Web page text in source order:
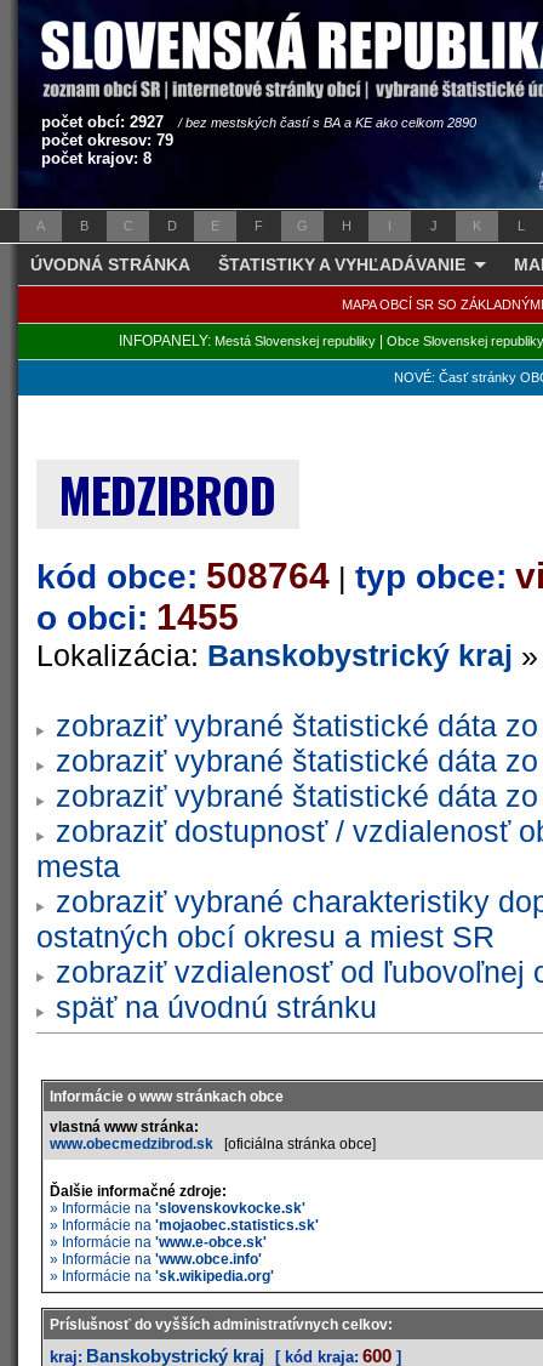
počet obcí: 2927 / bez mestských častí s BA a KE ako celkom 2890
počet okresov: 79
počet krajov: 8
A B C D E F G H I J K L
ÚVODNÁ STRÁNKA ŠTATISTIKY A VYHĽADÁVANIE
MAPA OBCÍ SR SO
INFOPANELY: Mestá Slovenskej republiky| Obce Slovenskej republiky
NOVÉ: Časť stránky
MEDZIBROD
kód obce: 508764 | typ obce:
o obci: 1455
Lokalizácia: Banskobystrický kraj
zobraziť vybrané štatistické dáta
zobraziť vybrané štatistické dáta
zobraziť vybrané štatistické dáta
zobraziť dostupnosť / vzdialenosť
mesta
zobraziť vybrané charakteristiky
ostatných obcí okresu a miest SR
zobraziť vzdialenosť od ľubovoľnej
späť na úvodnú stránku
Informácie o www stránkach obce
vlastná www stránka:
www.obecmedzibrod.sk [oficiálna stránka obce]
Ďalšie informačné zdroje:
» Informácie na 'slovenskovkocke.sk'
» Informácie na 'mojaobec.statistics.sk'
» Informácie na 'www.e-obce.sk'
» Informácie na 'www.obce.info'
» Informácie na 'sk.wikipedia.org'
Príslušnosť do vyšších administratívnych celkov:
kraj: Banskobystrický kraj [ kód kraja: 600 ]